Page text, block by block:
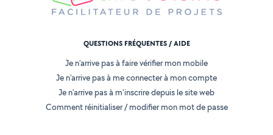
QUESTIONS FRÉQUENTES / AIDE
Je n'arrive pas à faire vérifier mon mobile
Je n'arrive pas à me connecter à mon compte
Je n'arrive pas à m'inscrire depuis le site web
Comment réinitialiser / modifier mon mot de passe